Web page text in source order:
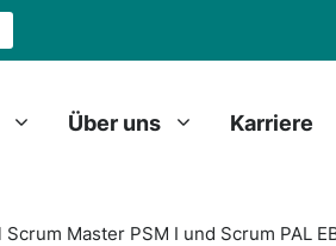
Über uns Karriere
Master PSM I und Scrum PAL